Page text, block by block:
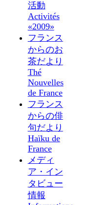
活動
Activités
«2009»
フランス
からのお
茶だより
Thé
Nouvelles
de France
フランス
からの俳
句だより
Haïku de
France
メディ
ア・イン
タビュー
情報